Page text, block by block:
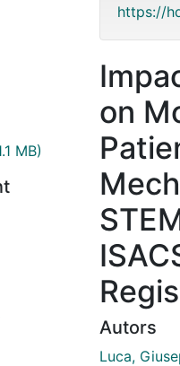
MB)
https://
on
Autors
Luca,